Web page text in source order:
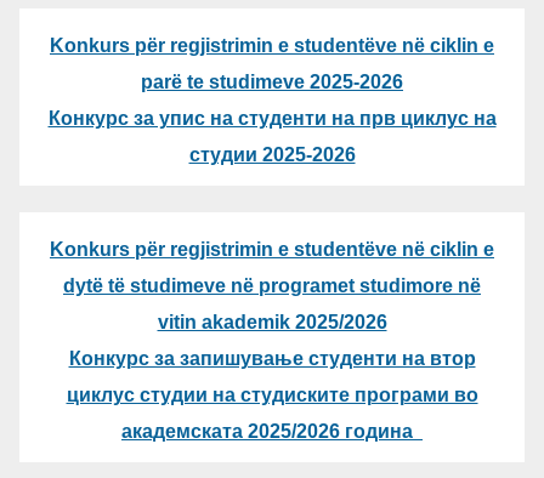
Konkurs për regjistrimin e studentëve në ciklin e
parë te studimeve 2025-2026
Конкурс за упис на студенти на прв циклус на
студии 2025-2026
Konkurs për regjistrimin e studentëve në ciklin e
dytë të studimeve në programet studimore në
vitin akademik 2025/2026
Конкурс за запишување студенти на втор
циклус студии на студиските програми во
академската 2025/2026 година